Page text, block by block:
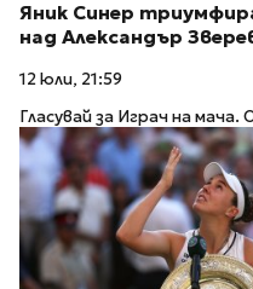
Яник Синер
над Александър
12 юли, 21:59
Гласувай за Играч на